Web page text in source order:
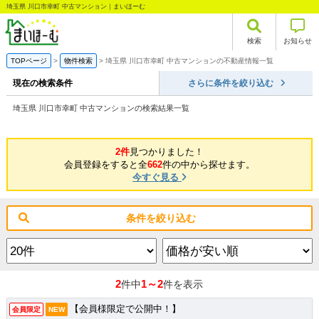
埼玉県 川口市幸町 中古マンション｜まいほーむ
検索 お知らせ
TOPページ 物件検索 埼玉県 川口市幸町 中古マンションの不動産情報一覧
現在の検索条件 さらに条件を絞り込む
埼玉県 川口市幸町 中古マンションの検索結果一覧
2件見つかりました！
会員登録をすると全662件の中から探せます。
今すぐ見る
条件を絞り込む
2件中1～2件を表示
会員限定 NEW 【会員様限定で公開中！】